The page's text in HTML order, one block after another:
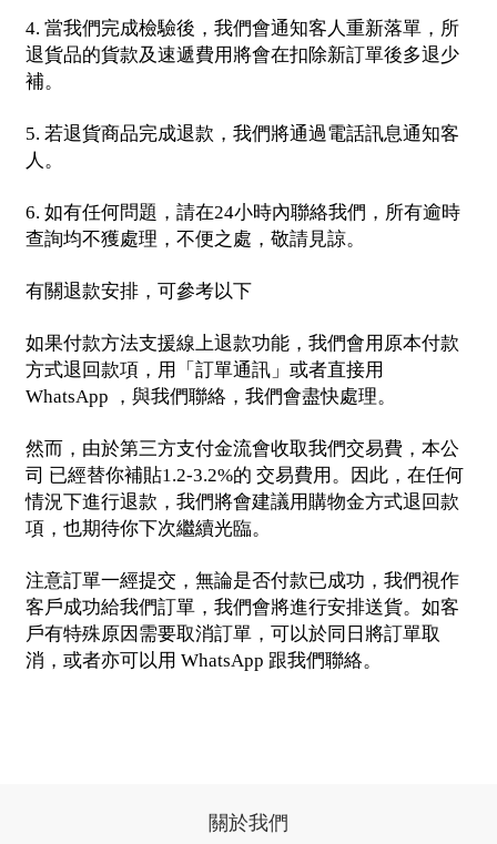
4. 當我們完成檢驗後，我們會通知客人重新落單，所
退貨品的貨款及速遞費用將會在扣除新訂單後多退少
補。
5. 若退貨商品完成退款，我們將通過電話訊息通知客
人。
6. 如有任何問題，請在24小時內聯絡我們，所有逾時
查詢均不獲處理，不便之處，敬請見諒。
有關退款安排，可參考以下
如果付款方法支援線上退款功能，我們會用原本付款
方式退回款項，用「訂單通訊」或者直接用
WhatsApp ，與我們聯絡，我們會盡快處理。
然而，由於第三方支付金流會收取我們交易費，本公
司 已經替你補貼1.2-3.2%的 交易費用。因此，在任何
情況下進行退款，我們將會建議用購物金方式退回款
項，也期待你下次繼續光臨。
注意訂單一經提交，無論是否付款已成功，我們視作
客戶成功給我們訂單，我們會將進行安排送貨。如客
戶有特殊原因需要取消訂單，可以於同日將訂單取
消，或者亦可以用 WhatsApp 跟我們聯絡。
關於我們